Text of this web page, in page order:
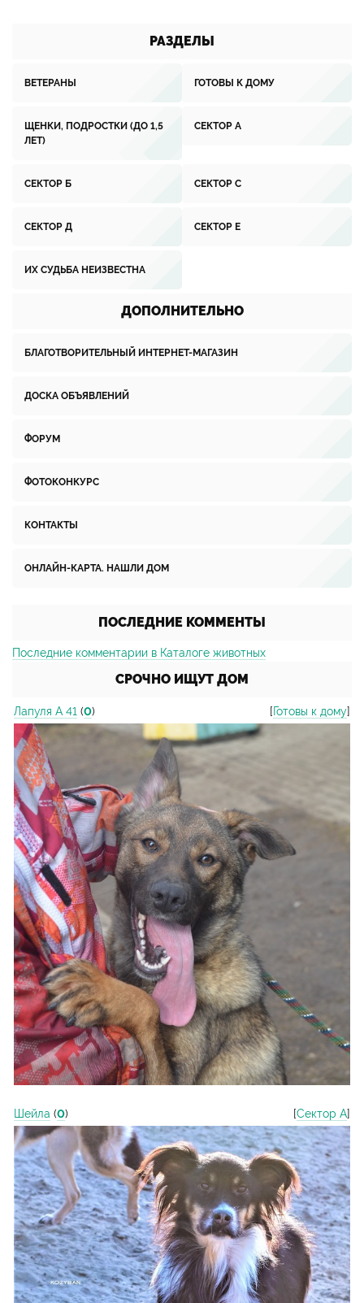
РАЗДЕЛЫ
ВЕТЕРАНЫ ГОТОВЫ К ДОМУ
ЩЕНКИ, ПОДРОСТКИ (ДО 1,5
ЛЕТ)
СЕКТОР А
СЕКТОР Б СЕКТОР С
СЕКТОР Д СЕКТОР Е
ИХ СУДЬБА НЕИЗВЕСТНА
ДОПОЛНИТЕЛЬНО
БЛАГОТВОРИТЕЛЬНЫЙ ИНТЕРНЕТ-МАГАЗИН
ДОСКА ОБЪЯВЛЕНИЙ
ФОРУМ
ФОТОКОНКУРС
КОНТАКТЫ
ОНЛАЙН-КАРТА. НАШЛИ ДОМ
ПОСЛЕДНИЕ КОММЕНТЫ
Последние комментарии в Каталоге животных
СРОЧНО ИЩУТ ДОМ
Лапуля А 41 (0) [Готовы к дому]
Шейла (0) [Сектор А]